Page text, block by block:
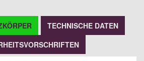
TECHNISCHE DATEN